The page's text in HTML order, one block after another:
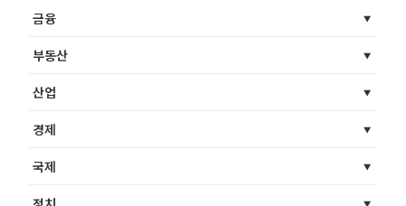
금융
부동산
산업
경제
국제